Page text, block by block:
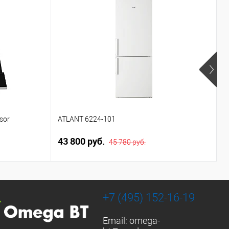
ATLANT 6224-101
43 800 руб. 45 780 руб.
+7 (495) 152-16-19
Email: omega-